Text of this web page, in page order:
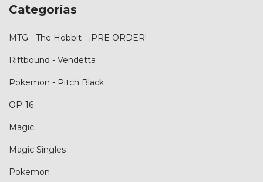
Categorías
MTG - The Hobbit - ¡PRE ORDER!
Riftbound - Vendetta
Pokemon - Pitch Black
OP-16
Magic
Magic Singles
Pokemon